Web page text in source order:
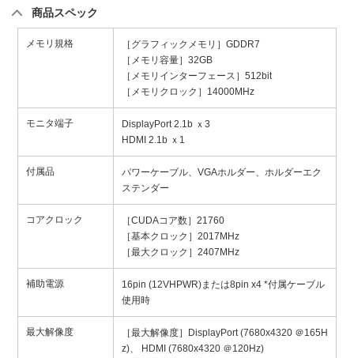
商品スペック
メモリ規格
［グラフィックメモリ］GDDR7
［メモリ容量］32GB
［メモリインターフェース］512bit
［メモリクロック］14000MHz
モニタ端子
DisplayPort 2.1b ｘ3
HDMI 2.1b ｘ1
付属品
パワーケーブル、VGAホルダー、ホルダーエク
ステンダー
コアクロック
［CUDAコア数］21760
［基本クロック］2017MHz
［最大クロック］2407MHz
補助電源
16pin (12VHPWR)または8pin x4 *付属ケーブル
使用時
最大解像度
［最大解像度］DisplayPort (7680x4320 ＠165H
z)、 HDMI (7680x4320 ＠120Hz)